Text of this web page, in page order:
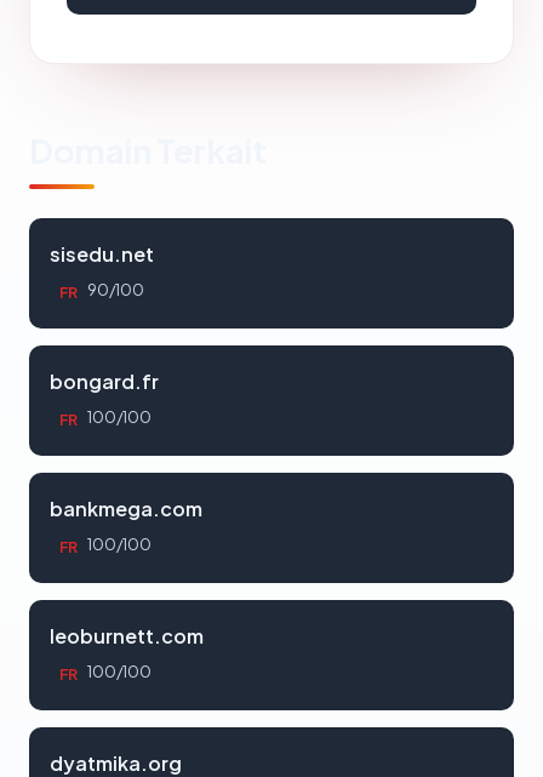
sisedu.net
FR 90/100
bongard.fr
FR 100/100
bankmega.com
FR 100/100
leoburnett.com
FR 100/100
dyatmika.org